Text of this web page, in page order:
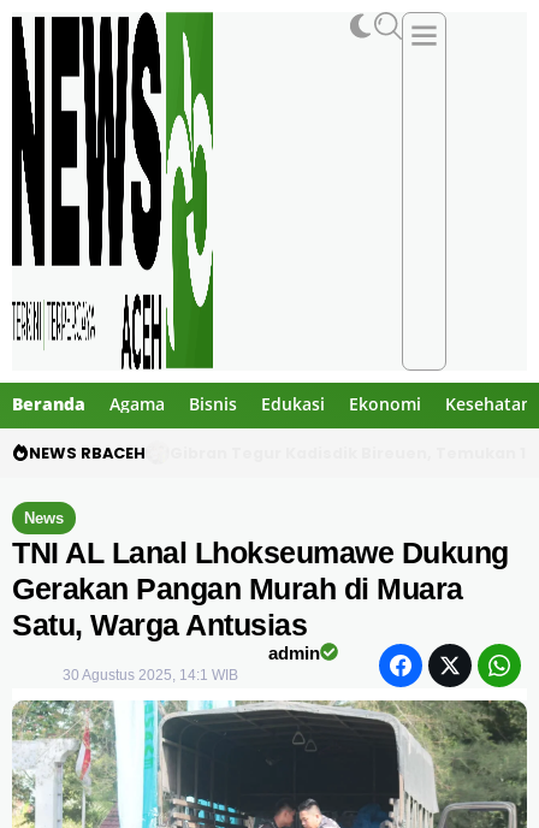
Beranda Agama Bisnis Edukasi Ekonomi Kesehatan
NEWS RBACEH
News
TNI AL Lanal Lhokseumawe Dukung
Gerakan Pangan Murah di Muara
Satu, Warga Antusias
admin
30 Agustus 2025, 14:1 WIB